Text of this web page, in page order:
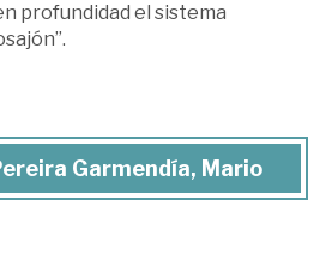
profundidad el sistema
Garmendía, Mario